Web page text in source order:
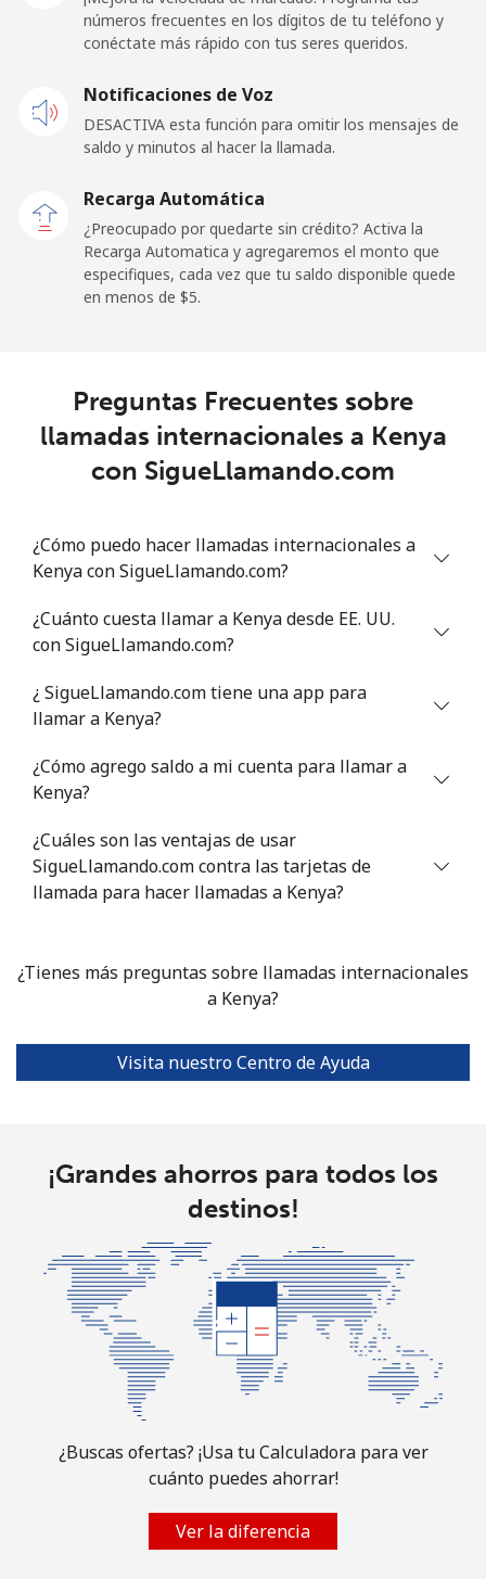
⁦$10⁩
Kuwait
Línea fija ⁦6.9¢⁩
⁦$10⁩
⁦6.3¢⁩
158 min por
-
⁦$10⁩
números frecuentes en los dígitos de tu teléfono y
conéctate más rápido con tus seres queridos.
Notificaciones de Voz
DESACTIVA esta función para omitir los mensajes de
saldo y minutos al hacer la llamada.
Recarga Automática
¿Preocupado por quedarte sin crédito? Activa la
Recarga Automatica y agregaremos el monto que
especifiques, cada vez que tu saldo disponible quede
en menos de ⁦$5⁩.
Preguntas Frecuentes sobre
llamadas internacionales a Kenya
con SigueLlamando.com
¿Cómo puedo hacer llamadas internacionales a
Kenya con SigueLlamando.com?
¿Cuánto cuesta llamar a Kenya desde EE. UU.
con SigueLlamando.com?
¿ SigueLlamando.com tiene una app para
llamar a Kenya?
¿Cómo agrego saldo a mi cuenta para llamar a
Kenya?
¿Cuáles son las ventajas de usar
SigueLlamando.com contra las tarjetas de
llamada para hacer llamadas a Kenya?
¿Tienes más preguntas sobre llamadas internacionales
a Kenya?
Visita nuestro Centro de Ayuda
¡Grandes ahorros para todos los
destinos!
¿Buscas ofertas? ¡Usa tu Calculadora para ver
cuánto puedes ahorrar!
Ver la diferencia